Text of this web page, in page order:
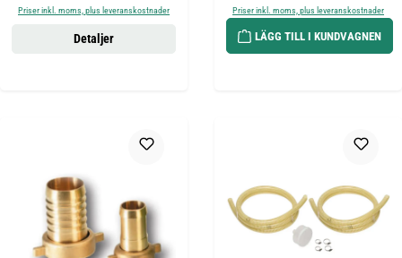
Priser inkl. moms, plus leveranskostnader
Detaljer
Priser inkl. moms, plus leveranskostnader
LÄGG TILL I KUNDVAGNEN